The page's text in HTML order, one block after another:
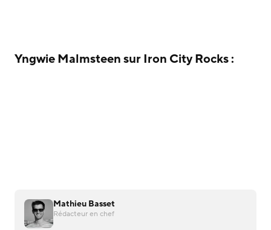
Yngwie Malmsteen sur Iron City Rocks :
Mathieu Basset
Rédacteur en chef